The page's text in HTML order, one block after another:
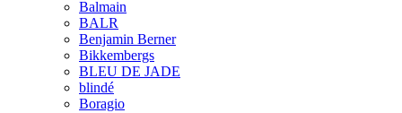
Balmain
BALR
Benjamin Berner
Bikkembergs
BLEU DE JADE
blindé
Boragio